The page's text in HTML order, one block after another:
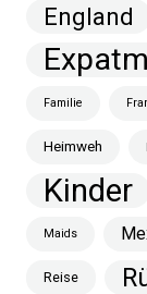
England
Familie
Heimweh
Kinder
Maids
Reise